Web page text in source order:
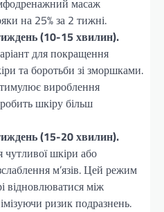
масаж
на 25% за 2 тижні.
(10-15 хвилин).
для покращення
та боротьби зі зморшками.
вироблення
шкіру більш
(15-20 хвилин).
чутливої шкіри або
м’язів. Цей режим
відновлюватися між
ризик подразнень.